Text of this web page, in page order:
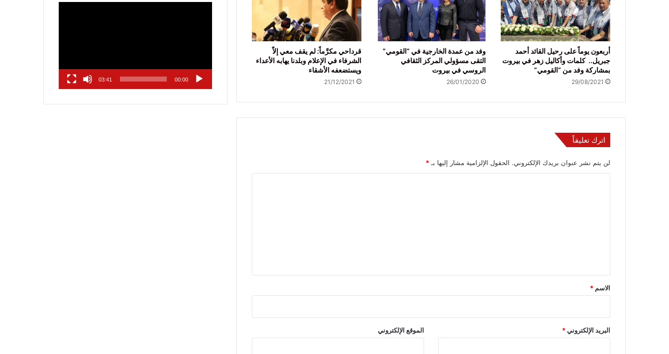
أربعون يوماً على رحيل القائد أحمد
جبريل.. كلمات وأكاليل زهر في بيروت
بمشاركة وفد من “القومي”
29/08/2021
وفد من عمدة الخارجية في “القومي”
التقى مسؤولي المركز الثقافي
الروسي في بيروت
26/01/2020
قرداحي مكرَّماً: لم يقف معي إلاّ
الشرفاء في الإعلام وبلدنا يهابه الأعداء
ويستضعفه الأشقاء
21/12/2021
اترك تعليقاً
لن يتم نشر عنوان بريدك الإلكتروني. الحقول الإلزامية مشار إليها بـ *
*
الاسم *
البريد الإلكتروني* الموقع الإلكتروني
00:00
03:41